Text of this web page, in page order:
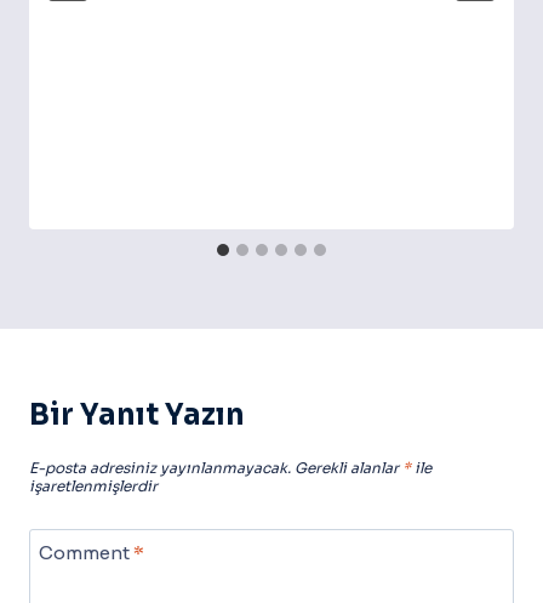
Bir Yanıt Yazın
E-posta adresiniz yayınlanmayacak. Gerekli alanlar *ile
işaretlenmişlerdir
Comment*